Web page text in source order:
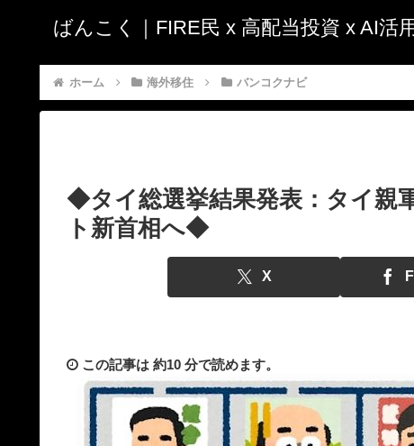
ばんこく｜FIRE民 x 高配当投資 x AI活
ホーム 海外移住 バンコクナビ
◆タイ総選挙結果発表：タイ親
ト新首相へ◆
X
この記事は 約10 分で読めます。